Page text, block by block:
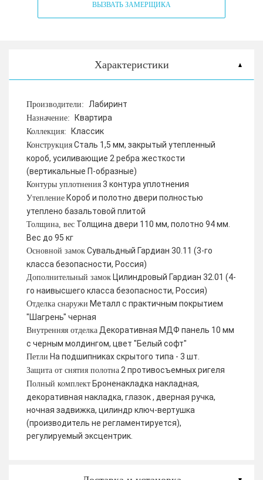
ВЫЗВАТЬ ЗАМЕРЩИКА
Характеристики
Производители: Лабиринт
Назначение: Квартира
Коллекция: Классик
Конструкция Сталь 1,5 мм, закрытый утепленный
короб, усиливающие 2 ребра жесткости
(вертикальные П-образные)
Контуры уплотнения 3 контура уплотнения
Утепление Короб и полотно двери полностью
утеплено базальтовой плитой
Толщина, вес Толщина двери 110 мм, полотно 94 мм.
Вес до 95 кг
Основной замок Сувальдный Гардиан 30.11 (3-го
класса безопасности, Россия)
Дополнительный замок Цилиндровый Гардиан 32.01 (4-
го наивысшего класса безопасности, Россия)
Отделка снаружи Металл с практичным покрытием
"Шагрень" черная
Внутренняя отделка Декоративная МДФ панель 10 мм
с черным молдингом, цвет "Белый софт"
Петли На подшипниках скрытого типа - 3 шт.
Защита от снятия полотна 2 противосъемных ригеля
Полный комплект Броненакладка накладная,
декоративная накладка, глазок , дверная ручка,
ночная задвижка, цилиндр ключ-вертушка
(производитель не регламентируется),
регулируемый эксцентрик.